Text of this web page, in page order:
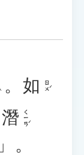
。 如 ㄖㄨˊ
潛 ㄑㄧㄢˊ
」。